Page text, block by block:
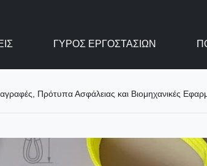
ΓΎΡΟΣ ΕΡΓΟΣΤΑΣΊΩΝ
Πρότυπα Ασφάλειας και Βιομηχανικές